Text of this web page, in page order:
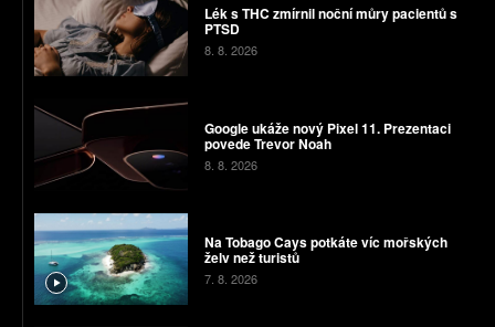
Lék s THC zmírnil noční můry pacientů s
PTSD
8. 8. 2026
Google ukáže nový Pixel 11. Prezentaci
povede Trevor Noah
8. 8. 2026
Na Tobago Cays potkáte víc mořských
želv než turistů
7. 8. 2026